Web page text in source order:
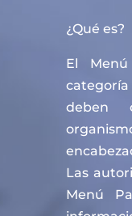
¿Qué es?
El
deben
Las
Menú